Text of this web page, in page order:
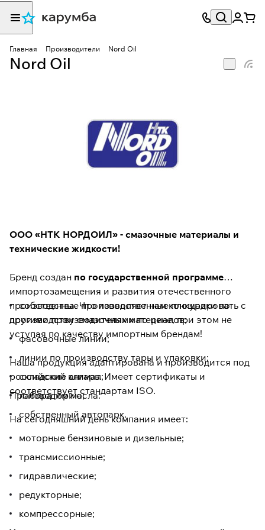
Главная Производители Nord Oil
Nord Oil
ООО «НТК НОРДОИЛ» - смазочные материалы и
технические жидкости!
Бренд создан по государственной программе
импортозамещения и развития отечественного
производства. Что позволяет нам конкурировать с
другими производителями по цене, при этом не
уступая по качеству импортным брендам!
Наша продукция адаптирована и производится под
российский климат. Имеет сертификаты и
соответствует стандартам ISO.
На сегодняшний день компания имеет:
собственные производственные площадки по
производству смазочных материалов;
фасовочные линии;
линии по производству тары и упаковки;
складские ангары;
лабораторию;
собственный автопарк.
Производим масла:
моторные бензиновые и дизельные;
трансмиссионные;
гидравлические;
редукторные;
компрессорные;